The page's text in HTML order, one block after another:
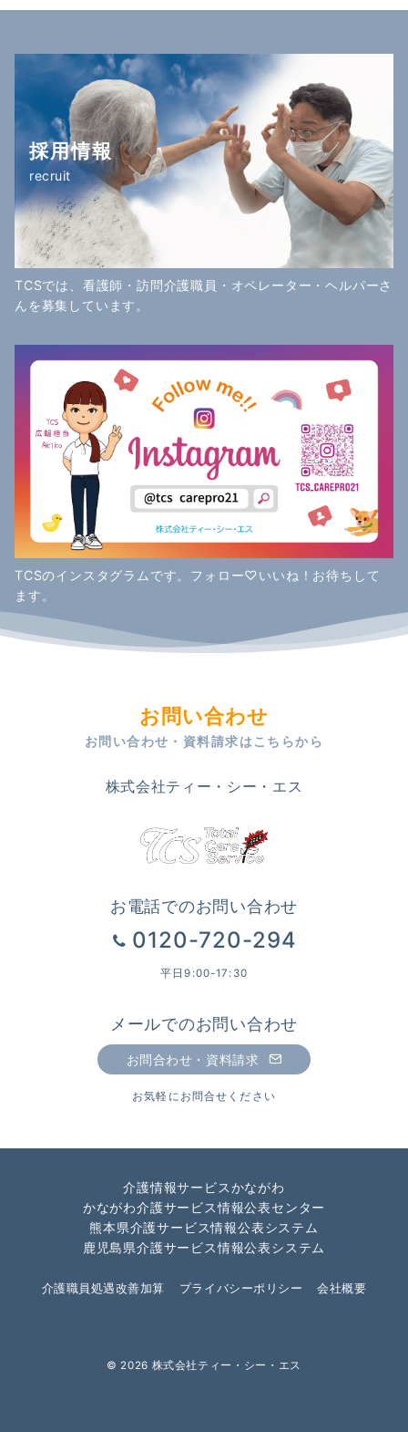
採用情報
recruit
TCSでは、看護師・訪問介護職員・オペレーター・ヘルパーさ
んを募集しています。
TCSのインスタグラムです。フォロー♡いいね！お待ちして
ます。
お問い合わせ
お問い合わせ・資料請求はこちらから
株式会社ティー・シー・エス
お電話でのお問い合わせ
0120-720-294
平日9:00-17:30
メールでのお問い合わせ
お問合わせ・資料請求
お気軽にお問合せください
介護情報サービスかながわ
かながわ介護サービス情報公表センター
熊本県介護サービス情報公表システム
鹿児島県介護サービス情報公表システム
介護職員処遇改善加算 プライバシーポリシー 会社概要
© 2026 株式会社ティー・シー・エス